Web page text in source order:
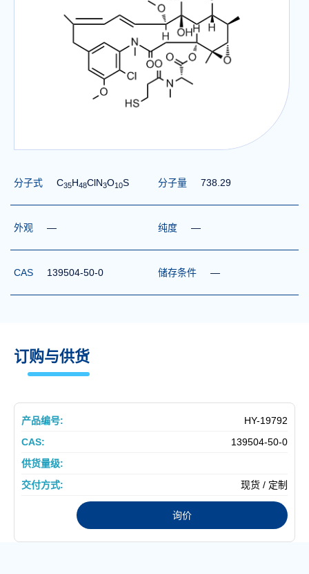
分子式 C35H48ClN3O10S 分子量 738.29
外观 — 纯度 —
CAS 139504-50-0 储存条件 —
订购与供货
HY-19792
139504-50-0
现货 / 定制
询价